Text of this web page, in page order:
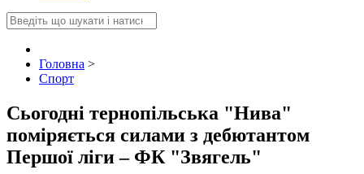
Головна >
Спорт
Сьогодні тернопільська "Нива"
поміряється силами з дебютантом
Першої ліги – ФК "Звягель"